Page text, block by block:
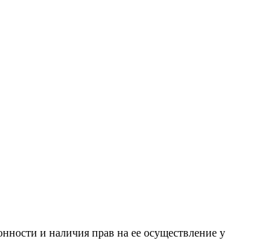
и наличия прав на ее осуществление у